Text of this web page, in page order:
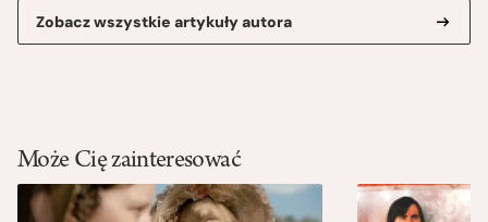
Zobacz wszystkie artykuły autora
Może Cię zainteresować